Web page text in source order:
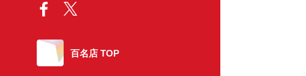
百名店 TOP